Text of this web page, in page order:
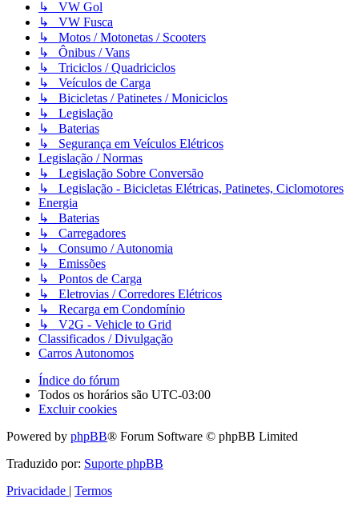
↳ VW Gol
↳ VW Fusca
↳ Motos / Motonetas / Scooters
↳ Ônibus / Vans
↳ Triciclos / Quadriciclos
↳ Veículos de Carga
↳ Bicicletas / Patinetes / Moniciclos
↳ Legislação
↳ Baterias
↳ Segurança em Veículos Elétricos
Legislação / Normas
↳ Legislação Sobre Conversão
↳ Legislação - Bicicletas Elétricas, Patinetes, Ciclomotores
Energia
↳ Baterias
↳ Carregadores
↳ Consumo / Autonomia
↳ Emissões
↳ Pontos de Carga
↳ Eletrovias / Corredores Elétricos
↳ Recarga em Condomínio
↳ V2G - Vehicle to Grid
Classificados / Divulgação
Carros Autonomos
Índice do fórum
Todos os horários são UTC-03:00
Excluir cookies
Powered by phpBB® Forum Software © phpBB Limited
Traduzido por: Suporte phpBB
Privacidade | Termos